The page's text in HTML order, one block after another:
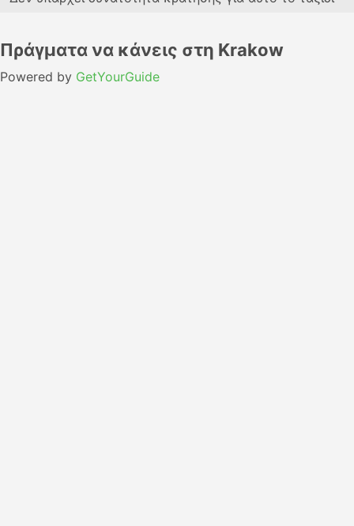
Πράγματα να κάνεις στη Krakow
Powered by GetYourGuide